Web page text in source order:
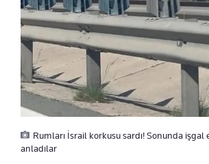
Rumları İsrail korkusu sardı! Sonunda
anladılar